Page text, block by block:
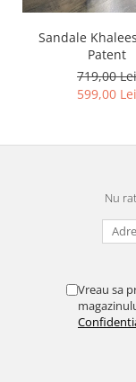
Sandale
Patent
719,00 Lei
599,00 Lei
Nu
Vreau sa